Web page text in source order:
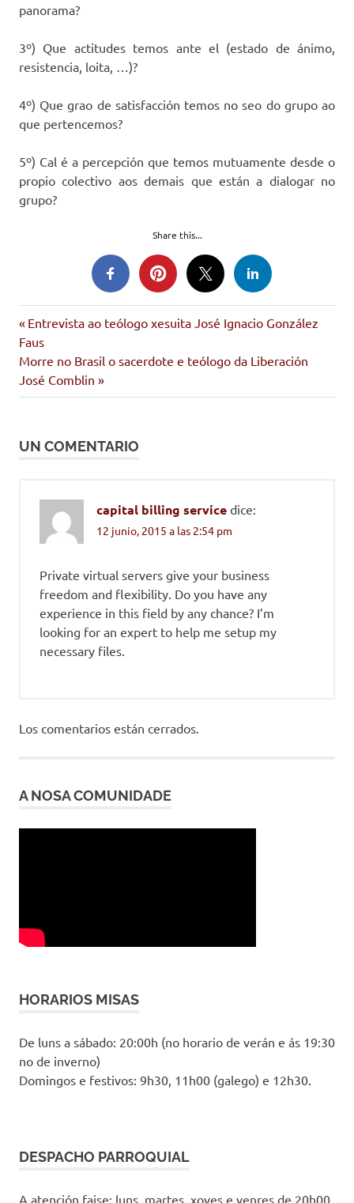
panorama?
3º) Que actitudes temos ante el (estado de ánimo,
resistencia, loita, …)?
4º) Que grao de satisfacción temos no seo do grupo ao
que pertencemos?
5º) Cal é a percepción que temos mutuamente desde o
propio colectivo aos demais que están a dialogar no
grupo?
Share this...
galegos
crise
Navegación
de
entradas
Entrada
anterior:
Entrevista ao teólogo xesuita José Ignacio González
Faus
Siguiente
entrada:
Morre no Brasil o sacerdote e teólogo da Liberación
José Comblin
UN COMENTARIO
capital billing service dice:
12 junio, 2015 a las 2:54 pm
Private virtual servers give your business
freedom and flexibility. Do you have any
experience in this field by any chance? I’m
looking for an expert to help me setup my
necessary files.
Los comentarios están cerrados.
A NOSA COMUNIDADE
HORARIOS MISAS
De luns a sábado: 20:00h (no horario de verán e ás 19:30
no de inverno)
Domingos e festivos: 9h30, 11h00 (galego) e 12h30.
DESPACHO PARROQUIAL
A atención faise: luns, martes, xoves e venres de 20h00